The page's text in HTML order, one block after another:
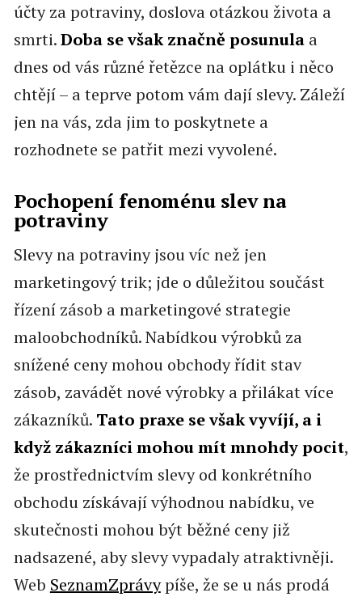
účty za potraviny, doslova otázkou života a
smrti.Doba se však značně posunulaa
dnes od vás různé řetězce na oplátku i něco
chtějí – a teprve potom vám dají slevy. Záleží
jen na vás, zda jim to poskytnete a
rozhodnete se patřit mezi vyvolené.
Pochopení fenoménu slev na
potraviny
Slevy na potraviny jsou víc než jen
marketingový trik; jde o důležitou součást
řízení zásob a marketingové strategie
maloobchodníků. Nabídkou výrobků za
snížené ceny mohou obchody řídit stav
zásob, zavádět nové výrobky a přilákat více
zákazníků. Tato praxe se však vyvíjí, a i
když zákazníci mohou mít mnohdy pocit,
že prostřednictvím slevy od konkrétního
obchodu získávají výhodnou nabídku, ve
skutečnosti mohou být běžné ceny již
nadsazené, aby slevy vypadaly atraktivněji.
Web SeznamZprávypíše, že se u nás prodá